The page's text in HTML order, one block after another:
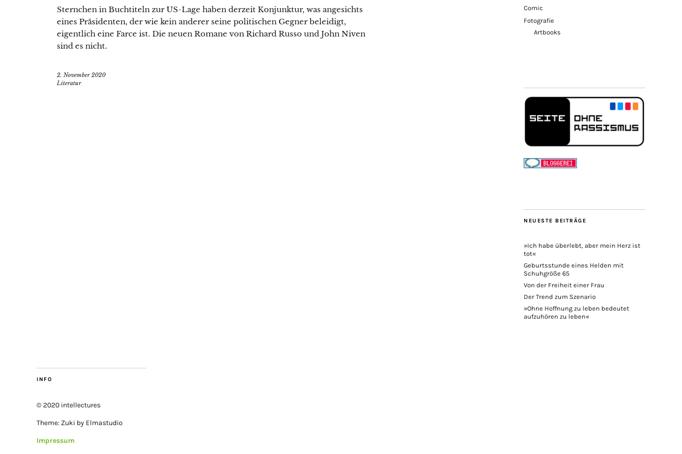
Sternchen in Buchtiteln zur US-Lage haben derzeit Konjunktur, was angesichts
eines Präsidenten, der wie kein anderer seine politischen Gegner beleidigt,
eigentlich eine Farce ist. Die neuen Romane von Richard Russo und John Niven
sind es nicht.
2. November 2020
Literatur
Comic
Fotografie
Artbooks
NEUESTE BEITRÄGE
»Ich habe überlebt, aber mein Herz ist
tot«
Geburtsstunde eines Helden mit
Schuhgröße 65
Von der Freiheit einer Frau
Der Trend zum Szenario
»Ohne Hoffnung zu leben bedeutet
aufzuhören zu leben«
INFO
© 2020 intellectures
Theme: Zuki by Elmastudio
Impressum